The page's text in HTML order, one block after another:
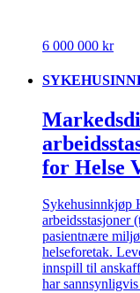
6 000 000 kr
for Helse
Sykehusinnkjøp
arbeidsstasjoner
pasientnære
helseforetak.
innspill til
har